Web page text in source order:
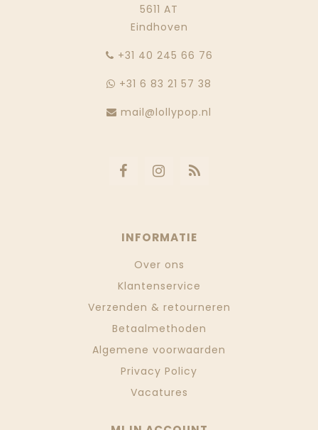
5611 AT
Eindhoven
‭+31 40 245 66 76
+31 6 83 21 57 38
mail@lollypop.nl
INFORMATIE
Over ons
Klantenservice
Verzenden & retourneren
Betaalmethoden
Algemene voorwaarden
Privacy Policy
Vacatures